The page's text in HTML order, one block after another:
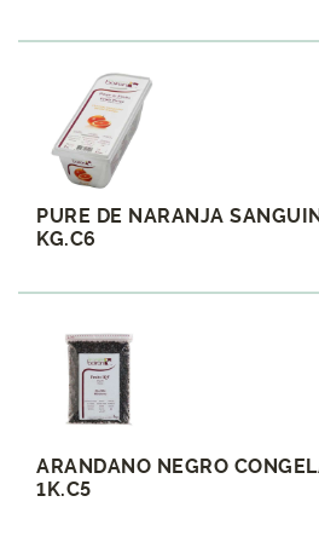
PURE DE NARANJA
KG.C6
ARANDANO NEGRO
1K.C5